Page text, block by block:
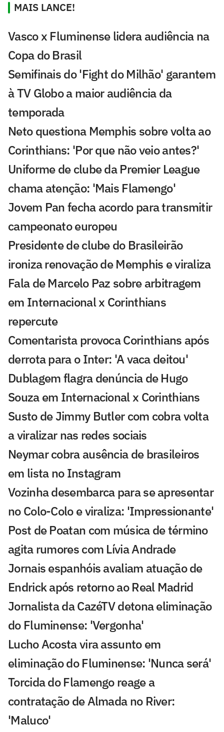
MAIS LANCE!
Vasco x Fluminense lidera audiência na
Copa do Brasil
Semifinais do 'Fight do Milhão' garantem
à TV Globo a maior audiência da
temporada
Neto questiona Memphis sobre volta ao
Corinthians: 'Por que não veio antes?'
Uniforme de clube da Premier League
chama atenção: 'Mais Flamengo'
Jovem Pan fecha acordo para transmitir
campeonato europeu
Presidente de clube do Brasileirão
ironiza renovação de Memphis e viraliza
Fala de Marcelo Paz sobre arbitragem
em Internacional x Corinthians
repercute
Comentarista provoca Corinthians após
derrota para o Inter: 'A vaca deitou'
Dublagem flagra denúncia de Hugo
Souza em Internacional x Corinthians
Susto de Jimmy Butler com cobra volta
a viralizar nas redes sociais
Neymar cobra ausência de brasileiros
em lista no Instagram
Vozinha desembarca para se apresentar
no Colo-Colo e viraliza: 'Impressionante'
Post de Poatan com música de término
agita rumores com Lívia Andrade
Jornais espanhóis avaliam atuação de
Endrick após retorno ao Real Madrid
Jornalista da CazéTV detona eliminação
do Fluminense: 'Vergonha'
Lucho Acosta vira assunto em
eliminação do Fluminense: 'Nunca será'
Torcida do Flamengo reage a
contratação de Almada no River:
'Maluco'